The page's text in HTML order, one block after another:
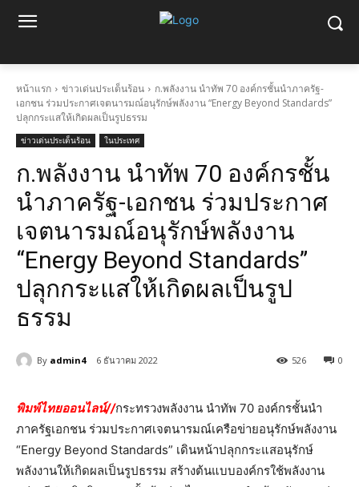
หน้าแรก ข่าวเด่นประเด็นร้อน
ก.พลังงาน นำทัพ 70 องค์กรชั้นนำภาครัฐ-
เอกชน ร่วมประกาศเจตนารมณ์อนุรักษ์พลังงาน “Energy Beyond Standards”
ปลุกกระแสให้เกิดผลเป็นรูปธรรม
ข่าวเด่นประเด็นร้อน ในประเทศ
ก.พลังงาน นำทัพ 70 องค์กรชั้น
นำภาครัฐ-เอกชน ร่วมประกาศ
เจตนารมณ์อนุรักษ์พลังงาน
“Energy Beyond Standards”
ปลุกกระแสให้เกิดผลเป็นรูป
ธรรม
By admin4 6 ธันวาคม 2022 0
526
พิมพ์ไทยออนไลน์//กระทรวงพลังงาน นำทัพ 70 องค์กรชั้นนำ
ภาครัฐเอกชน ร่วมประกาศเจตนารมณ์เครือข่ายอนุรักษ์พลังงาน
“Energy Beyond Standards” เดินหน้าปลุกกระแสอนุรักษ์
พลังงานให้เกิดผลเป็นรูปธรรม สร้างต้นแบบองค์กรใช้พลังงาน